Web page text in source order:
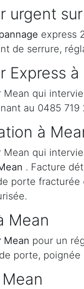
urgent
express
de serrure,
Express à
Mean qui
au 0485
à
Mean qui
. Facture
porte
Mean
Mean pour un
porte,